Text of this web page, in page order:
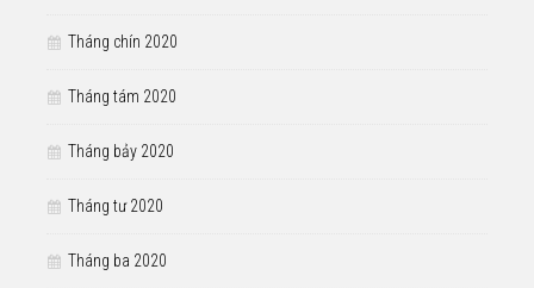
Tháng chín 2020
Tháng tám 2020
Tháng bảy 2020
Tháng tư 2020
Tháng ba 2020